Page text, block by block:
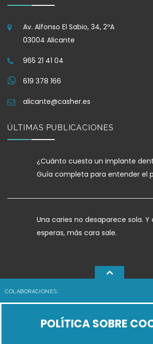
POLÍTICA SOBRE
Av. Alfonso El Sabio, 34, 2ºA
03004 Alicante
965 21 41 04
619 378 166
alicante@casher.es
ÚLTIMAS PUBLICACIONES
¿Cuánto cuesta un implante
Guía completa para entender el
Una caries no desaparece sola.
esperas, más cara sale.
COLABORACIONES: